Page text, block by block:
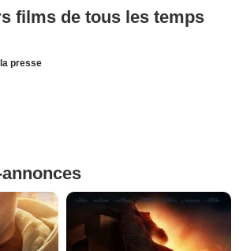
films de tous les temps
presse